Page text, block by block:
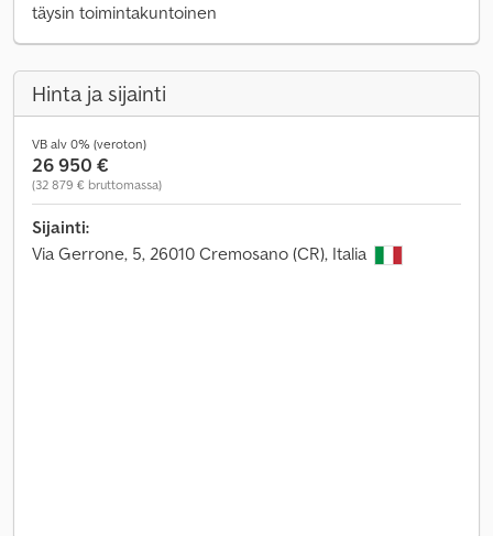
täysin toimintakuntoinen
Hinta ja sijainti
VB alv 0% (veroton)
26 950 €
(32 879 € bruttomassa)
Sijainti:
Via Gerrone, 5, 26010 Cremosano (CR), Italia